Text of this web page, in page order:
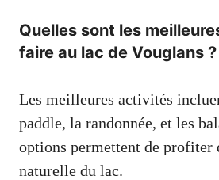
Quelles sont les
faire au lac de Vouglans ?
Les meilleures activités
paddle, la randonnée, et les
options permettent de profiter
naturelle du lac.